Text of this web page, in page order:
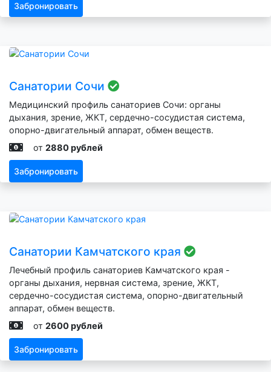
Забронировать
Санатории Сочи
Медицинский профиль санаториев Сочи: органы
дыхания, зрение, ЖКТ, сердечно-сосудистая система,
опорно-двигательный аппарат, обмен веществ.
от 2880 рублей
Забронировать
Санатории Камчатского края
Лечебный профиль санаториев Камчатского края -
органы дыхания, нервная система, зрение, ЖКТ,
сердечно-сосудистая система, опорно-двигательный
аппарат, обмен веществ.
от 2600 рублей
Забронировать